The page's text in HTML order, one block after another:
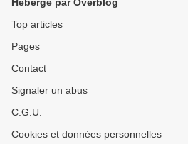
Top articles
Pages
Contact
Signaler un abus
C.G.U.
Cookies et données personnelles